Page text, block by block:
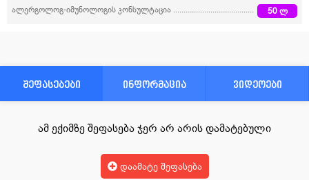
ალერგოლოგ-იმუნოლოგის კონსულტაცია 50 ლ
შეფასებები ინფორმაცია ვიდეოები
ამ ექიმზე შეფასება ჯერ არ არის დამატებული
დაამატე შეფასება